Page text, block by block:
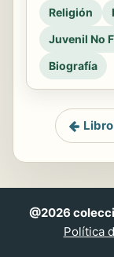
Religión
Juvenil No
Biografía
@2026
Política